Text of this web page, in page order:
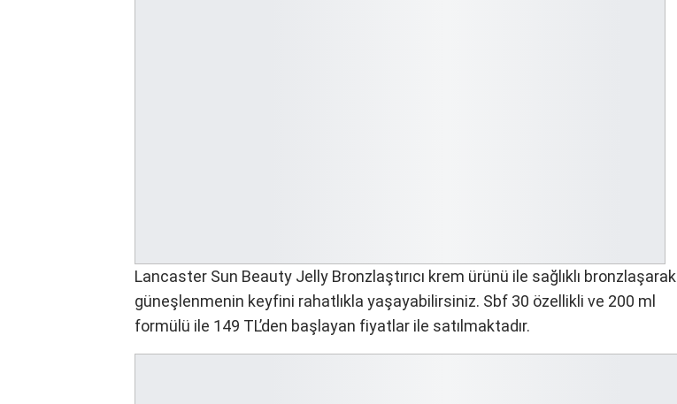
Lancaster Sun Beauty Jelly Bronzlaştırıcı krem ürünü ile sağlıklı bronzlaşarak
güneşlenmenin keyfini rahatlıkla yaşayabilirsiniz. Sbf 30 özellikli ve 200 ml
formülü ile 149 TL’den başlayan fiyatlar ile satılmaktadır.